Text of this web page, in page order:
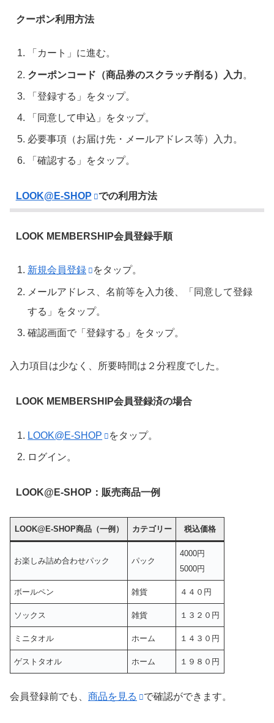
クーポン利用方法
「カート」に進む。
クーポンコード（商品券のスクラッチ削る）入力。
「登録する」をタップ。
「同意して申込」をタップ。
必要事項（お届け先・メールアドレス等）入力。
「確認する」をタップ。
LOOK@E-SHOP での利用方法
LOOK MEMBERSHIP会員登録手順
新規会員登録 をタップ。
メールアドレス、名前等を入力後、「同意して登録
する」をタップ。
確認画面で「登録する」をタップ。
入力項目は少なく、所要時間は２分程度でした。
LOOK MEMBERSHIP会員登録済の場合
LOOK@E-SHOP をタップ。
ログイン。
LOOK@E-SHOP：販売商品一例
LOOK@E-SHOP商品（一例） カテゴリー 税込価格
お楽しみ詰め合わせパック パック
4000円
5000円
ボールペン 雑貨 ４４０円
ソックス 雑貨 １３２０円
ミニタオル ホーム １４３０円
ゲストタオル ホーム １９８０円
会員登録前でも、 商品を見る で確認ができます。